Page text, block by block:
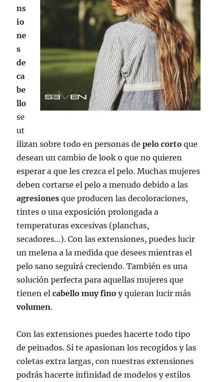
ns
io
ne
s
de
ca
be
llo
se
ut
ilizan sobre todo en personas depelo corto que
desean un cambio de look o que no quieren
esperar a que les crezca el pelo. Muchas mujeres
deben cortarse el pelo a menudo debido a las
agresiones que producen las decoloraciones,
tintes o una exposición prolongada a
temperaturas excesivas (planchas,
secadores…). Con las extensiones, puedes lucir
un melena a la medida que desees mientras el
pelo sano seguirá creciendo. También es una
solución perfecta para aquellas mujeres que
tienen elcabello muy fino y quieran lucir más
volumen.
Con las extensiones puedes hacerte todo tipo
de peinados. Si te apasionan los recogidos y las
coletas extra largas, con nuestras extensiones
podrás hacerte infinidad de modelos y estilos